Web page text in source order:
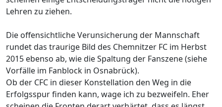
Lehren zu ziehen.
Die offensichtliche Verunsicherung der Mannschaft
rundet das traurige Bild des Chemnitzer FC im Herbst
2015 ebenso ab, wie die Spaltung der Fanszene (siehe
Vorfälle im Fanblock in Osnabrück).
Ob der CFC in dieser Konstellation den Weg in die
Erfolgsspur finden kann, wage ich zu bezweifeln. Eher